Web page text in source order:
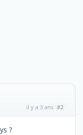
il y a 3 ans #2
?